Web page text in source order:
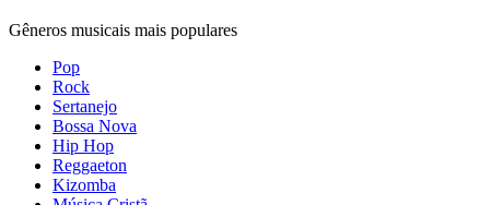
Gêneros musicais mais populares
Pop
Rock
Sertanejo
Bossa Nova
Hip Hop
Reggaeton
Kizomba